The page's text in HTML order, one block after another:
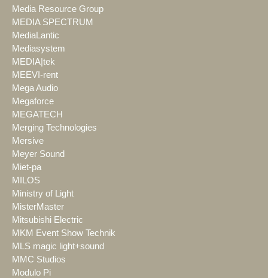
Media Resource Group
MEDIA SPECTRUM
MediaLantic
Mediasystem
MEDIA|tek
MEEVI-rent
Mega Audio
Megaforce
MEGATECH
Merging Technologies
Mersive
Meyer Sound
Miet-pa
MILOS
Ministry of Light
MisterMaster
Mitsubishi Electric
MKM Event Show Technik
MLS magic light+sound
MMC Studios
Modulo Pi